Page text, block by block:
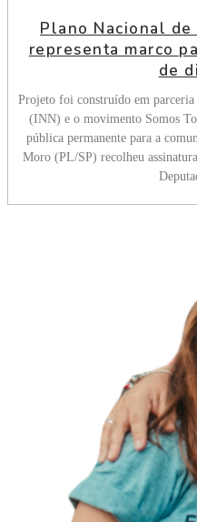
Plano Nacional de
representa marco
de
Projeto foi construído em
(INN) e o movimento Somos
pública permanente para a
Moro (PL/SP) recolheu